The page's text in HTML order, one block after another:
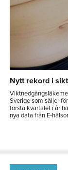
Nytt rekord i
Sverige som säljer
första kvartalet i år
nya data från E-